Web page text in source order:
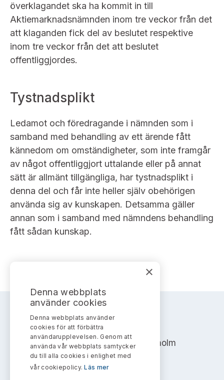
överklagandet ska ha kommit in till
Aktiemarknadsnämnden inom tre veckor från det
att klaganden fick del av beslutet respektive
inom tre veckor från det att beslutet
offentliggjordes.
Tystnadsplikt
Ledamot och föredragande i nämnden som i
samband med behandling av ett ärende fått
kännedom om omständigheter, som inte framgår
av något offentliggjort uttalande eller på annat
sätt är allmänt tillgängliga, har tystnadsplikt i
denna del och får inte heller själv obehörigen
använda sig av kunskapen. Detsamma gäller
annan som i samband med nämndens behandling
fått sådan kunskap.
AKTIEMARKNADSNÄMNDEN
Address: Box 7354, 103 90 Stockholm
info@aktiemarknadsnamnden.se
×
Denna webbplats
använder cookies
Denna webbplats använder
cookies för att förbättra
användarupplevelsen. Genom att
använda vår webbplats samtycker
du till alla cookies i enlighet med
vår cookiepolicy.Läs mer